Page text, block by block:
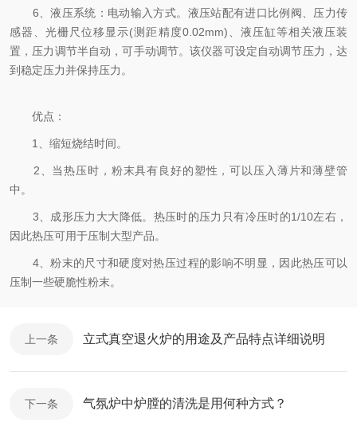
6、液压系统：电动输入方式。液压站配有进口比例阀、压力传
感器、光栅尺位移显示(测距精度0.02mm)、液压缸等相关液压装
置，压力调节半自动，可手动调节。该仪器可设定自动调节压力，达
到稳定压力并保持压力。
优点：
1、缩短烧结时间。
2、当热压时，粉末具有良好的塑性，可以压入薄片和薄壁管
中。
3、成形压力大大降低。热压时的压力只有冷压时的1/10左右，
因此热压可用于压制大型产品。
4、粉末的尺寸和硬度对热压过程的影响不明显，因此热压可以
压制一些硬脆性粉末。
上一条 立式真空退火炉的用途及产品特点详细说明
下一条 气氛炉中炉膛的清洗是用何种方式？